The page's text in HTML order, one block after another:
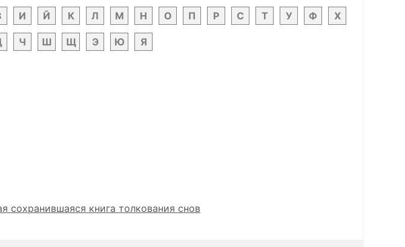
И Й К Л М Н О П Р С Т У Ф Х
Ч Ш Щ Э Ю Я
сохранившаяся книга толкования снов